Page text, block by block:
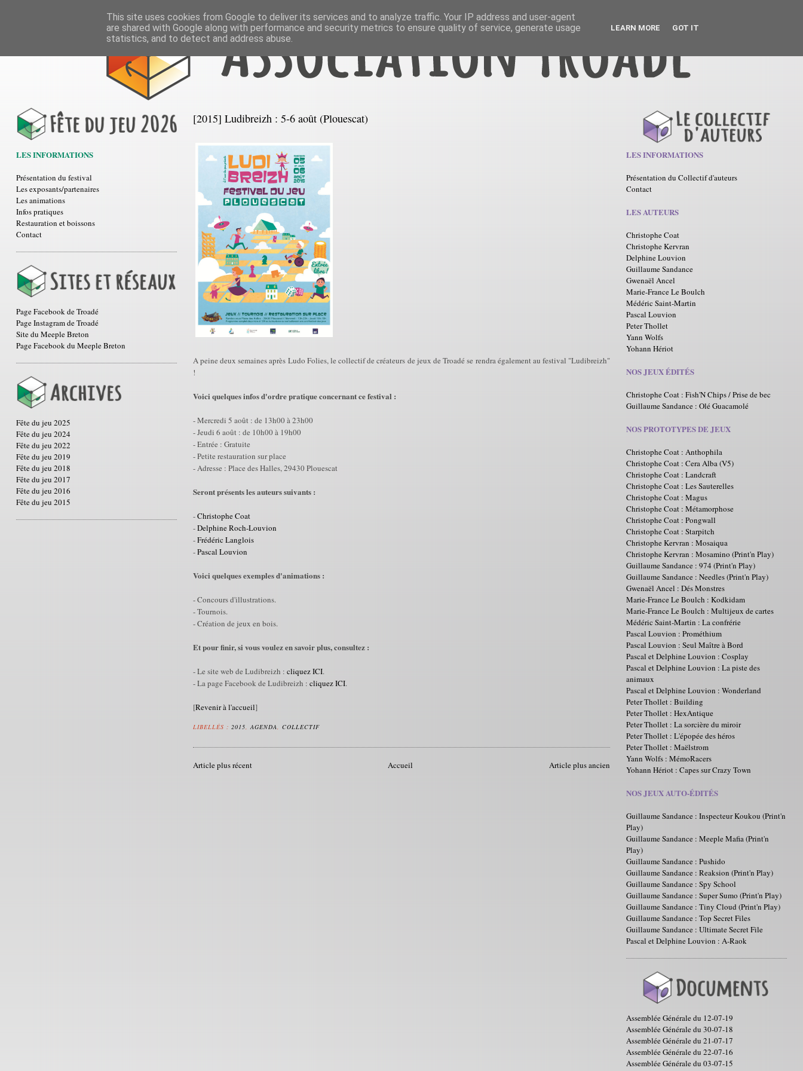
LES INFORMATIONS
Présentation du festival
Les exposants/partenaires
Les animations
Infos pratiques
Restauration et boissons
Contact
Page Facebook de Troadé
Page Instagram de Troadé
Site du Meeple Breton
Page Facebook du Meeple Breton
Fête du jeu 2025
Fête du jeu 2024
Fête du jeu 2022
Fête du jeu 2019
Fête du jeu 2018
Fête du jeu 2017
Fête du jeu 2016
Fête du jeu 2015
[2015] Ludibreizh : 5-6 août (Plouescat)
A peine deux semaines après Ludo Folies, le collectif de créateurs de jeux de Troadé se rendra également au festival "Ludibreizh"
!
Voici quelques infos d'ordre pratique concernant ce festival :
- Mercredi 5 août : de 13h00 à 23h00
- Jeudi 6 août : de 10h00 à 19h00
- Entrée : Gratuite
- Petite restauration sur place
- Adresse : Place des Halles, 29430 Plouescat
Seront présents les auteurs suivants :
-Christophe Coat
-Delphine Roch-Louvion
-Frédéric Langlois
-Pascal Louvion
Voici quelques exemples d'animations :
- Concours d'illustrations.
- Tournois.
- Création de jeux en bois.
Et pour finir, si vous voulez en savoir plus, consultez :
- Le site web de Ludibreizh : cliquez ICI.
- La page Facebook de Ludibreizh : cliquez ICI.
[Revenir à l'accueil]
LIBELLÉS : 2015,AGENDA, COLLECTIF
Article plus récent Article plus ancien
Accueil
LES INFORMATIONS
Présentation du Collectif d'auteurs
Contact
LES AUTEURS
Christophe Coat
Christophe Kervran
Delphine Louvion
Guillaume Sandance
Gwenaël Ancel
Marie-France Le Boulch
Médéric Saint-Martin
Pascal Louvion
Peter Thollet
Yann Wolfs
Yohann Hériot
NOS JEUX ÉDITÉS
Christophe Coat : Fish'N Chips / Prise de bec
Guillaume Sandance : Olé Guacamolé
NOS PROTOTYPES DE JEUX
Christophe Coat : Anthophila
Christophe Coat : Cera Alba (V5)
Christophe Coat : Landcraft
Christophe Coat : Les Sauterelles
Christophe Coat : Magus
Christophe Coat : Métamorphose
Christophe Coat : Pongwall
Christophe Coat : Starpitch
Christophe Kervran : Mosaiqua
Christophe Kervran : Mosamino (Print'n Play)
Guillaume Sandance : 974 (Print'n Play)
Guillaume Sandance : Needles (Print'n Play)
Gwenaël Ancel : Dés Monstres
Marie-France Le Boulch : Kodkidam
Marie-France Le Boulch : Multijeux de cartes
Médéric Saint-Martin : La confrérie
Pascal Louvion : Prométhium
Pascal Louvion : Seul Maître à Bord
Pascal et Delphine Louvion : Cosplay
Pascal et Delphine Louvion : La piste des
animaux
Pascal et Delphine Louvion : Wonderland
Peter Thollet : Building
Peter Thollet : HexAntique
Peter Thollet : La sorcière du miroir
Peter Thollet : L'épopée des héros
Peter Thollet : Maëlstrom
Yann Wolfs : MémoRacers
Yohann Hériot : Capes sur Crazy Town
NOS JEUX AUTO-ÉDITÉS
Guillaume Sandance : Inspecteur Koukou (Print'n
Play)
Guillaume Sandance : Meeple Mafia (Print'n
Play)
Guillaume Sandance : Pushido
Guillaume Sandance : Reaksion (Print'n Play)
Guillaume Sandance : Spy School
Guillaume Sandance : Super Sumo (Print'n Play)
Guillaume Sandance : Tiny Cloud (Print'n Play)
Guillaume Sandance : Top Secret Files
Guillaume Sandance : Ultimate Secret File
Pascal et Delphine Louvion : A-Raok
Assemblée Générale du 12-07-19
Assemblée Générale du 30-07-18
Assemblée Générale du 21-07-17
Assemblée Générale du 22-07-16
Assemblée Générale du 03-07-15
This site uses cookies from Google to deliver its services and to analyze traffic. Your IP address and user-agent
are shared with Google along with performance and security metrics to ensure quality of service, generate usage
statistics, and to detect and address abuse.
LEARN MORE GOT IT